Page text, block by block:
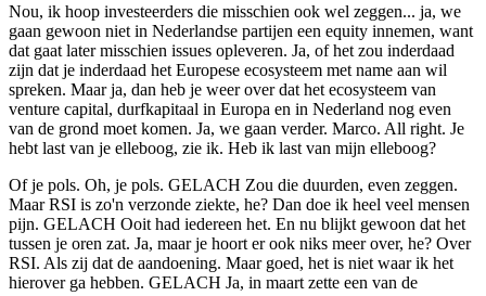
Nou, ik hoop investeerders die misschien ook wel zeggen... ja, we
gaan gewoon niet in Nederlandse partijen een equity innemen, want
dat gaat later misschien issues opleveren. Ja, of het zou inderdaad
zijn dat je inderdaad het Europese ecosysteem met name aan wil
spreken. Maar ja, dan heb je weer over dat het ecosysteem van
venture capital, durfkapitaal in Europa en in Nederland nog even
van de grond moet komen. Ja, we gaan verder. Marco. All right. Je
hebt last van je elleboog, zie ik. Heb ik last van mijn elleboog?
Of je pols. Oh, je pols. GELACH Zou die duurden, even zeggen.
Maar RSI is zo'n verzonde ziekte, he? Dan doe ik heel veel mensen
pijn. GELACH Ooit had iedereen het. En nu blijkt gewoon dat het
tussen je oren zat. Ja, maar je hoort er ook niks meer over, he? Over
RSI. Als zij dat de aandoening. Maar goed, het is niet waar ik het
hierover ga hebben. GELACH Ja, in maart zette een van de